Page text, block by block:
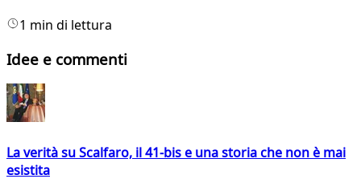
1 min di lettura
Idee e commenti
La verità su Scalfaro, il 41-bis e una storia che non è mai
esistita